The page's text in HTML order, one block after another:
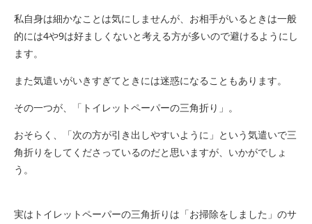
私自身は細かなことは気にしませんが、お相手がいるときは一般
的には4や9は好ましくないと考える方が多いので避けるようにし
ます。
また気遣いがいきすぎてときには迷惑になることもあります。
その一つが、「トイレットペーパーの三角折り」。
おそらく、「次の方が引き出しやすいように」という気遣いで三
角折りをしてくださっているのだと思いますが、いかがでしょ
う。
実はトイレットペーパーの三角折りは「お掃除をしました」のサ